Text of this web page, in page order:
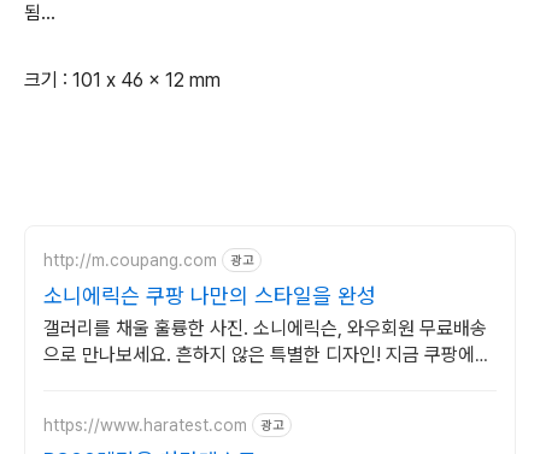
됨...
크기 : 101 x 46 x 12 mm
http://m.coupang.com 광고
소니에릭슨 쿠팡 나만의 스타일을 완성
갤러리를 채울 훌륭한 사진. 소니에릭슨, 와우회원 무료배송
으로 만나보세요. 흔하지 않은 특별한 디자인! 지금 쿠팡에서
https://www.haratest.com 광고